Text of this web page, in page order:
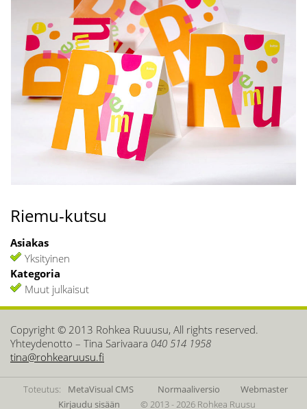
Riemu-kutsu
Asiakas
Yksityinen
Kategoria
Muut julkaisut
Copyright © 2013 Rohkea Ruuusu, All rights reserved.
Yhteydenotto – Tina Sarivaara 040 514 1958
tina@rohkearuusu.fi
Toteutus: MetaVisual CMS Normaaliversio
Webmaster
Kirjaudu sisään
© 2013 - 2026 Rohkea Ruusu